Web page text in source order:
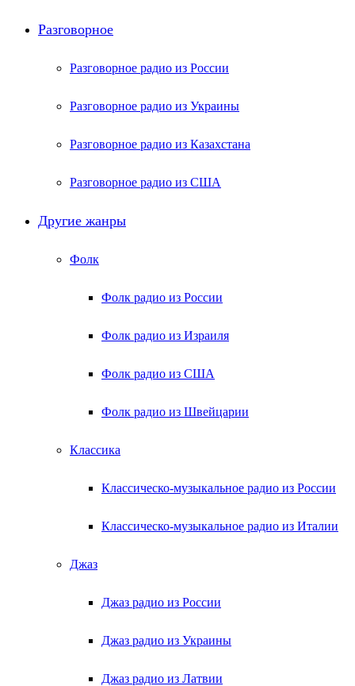
Разговорное
Разговорное радио из России
Разговорное радио из Украины
Разговорное радио из Казахстана
Разговорное радио из США
Другие жанры
Фолк
Фолк радио из России
Фолк радио из Израиля
Фолк радио из США
Фолк радио из Швейцарии
Классика
Классическо-музыкальное радио из России
Классическо-музыкальное радио из Италии
Джаз
Джаз радио из России
Джаз радио из Украины
Джаз радио из Латвии